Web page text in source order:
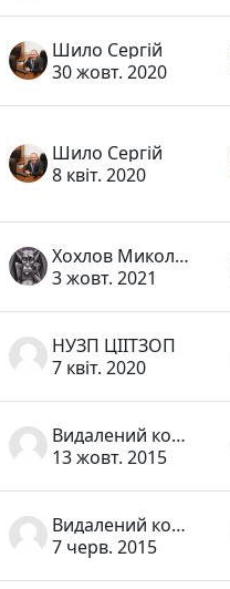
Шило Сергій
30 жовт. 2020
Шило Сергій
8 квіт. 2020
Хохлов Микола Миколайович
3 жовт. 2021
НУЗП ЦІІТЗОП
7 квіт. 2020
Видалений користувач
13 жовт. 2015
Видалений користувач
7 черв. 2015